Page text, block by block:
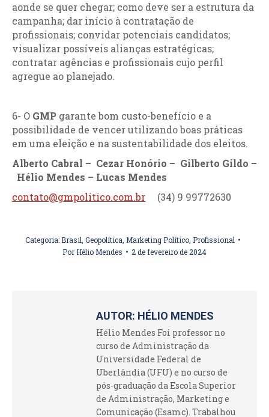
aonde se quer chegar; como deve ser a estrutura da
campanha; dar início à contratação de
profissionais; convidar potenciais candidatos;
visualizar possíveis alianças estratégicas;
contratar agências e profissionais cujo perfil
agregue ao planejado.
6- O GMP garante bom custo-benefício e a
possibilidade de vencer utilizando boas práticas
em uma eleição e na sustentabilidade dos eleitos.
Alberto Cabral – Cezar Honório – Gilberto Gildo –
Hélio Mendes – Lucas Mendes
contato@gmpolitico.com.br (34) 9 99772630
Categoria:Brasil Geopolítica Marketing Político Profissional
PorHélio Mendes 2 de fevereiro de 2024
AUTOR: HÉLIO MENDES
Hélio Mendes Foi professor no
curso de Administração da
Universidade Federal de
Uberlândia (UFU) e no curso de
pós-graduação da Escola Superior
de Administração, Marketing e
Comunicação (Esamc). Trabalhou